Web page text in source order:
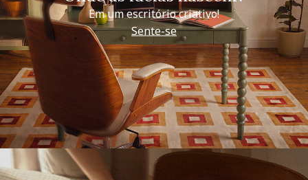
Em um escritório criativo!
Sente-se